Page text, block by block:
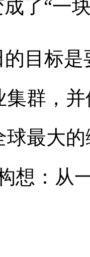
了“一
目标
群，
最大
想：从